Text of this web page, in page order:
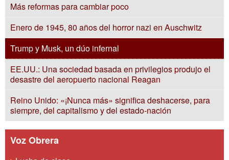
Más reformas para cambiar poco
Enero de 1945, 80 años del horror nazi en Auschwitz
Trump y Musk, un dúo infernal
EE.UU.: Una sociedad basada en privilegios produjo el
desastre del aeropuerto nacional Reagan
Reino Unido: «¡Nunca más» significa deshacerse, para
siempre, del capitalismo y del estado-nación
Voz Obrera